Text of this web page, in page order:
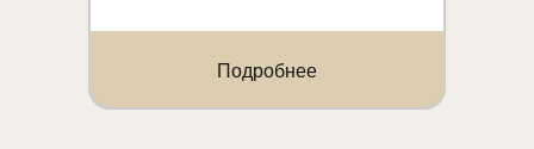
Подробнее